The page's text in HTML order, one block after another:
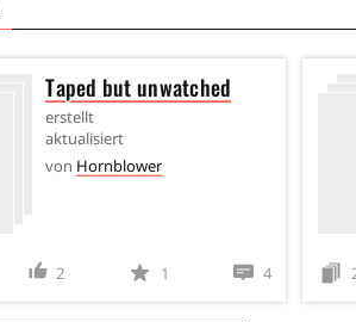
Taped but unwatched
erstellt
aktualisiert
von Hornblower
2 1 4